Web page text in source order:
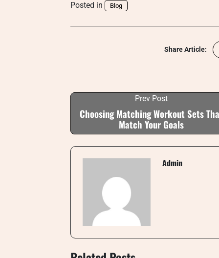
Posted in Blog
Share Article:
Prev Post
Choosing Matching Workout Sets
Match Your Goals
Admin